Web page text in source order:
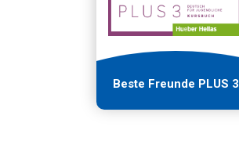
Beste Freunde PLUS 3